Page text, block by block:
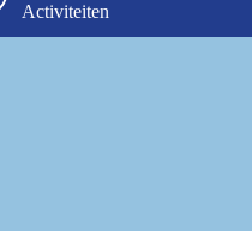
Activiteiten